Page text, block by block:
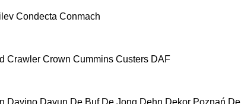
Condecta Conmach
Crawler Crown Cummins Custers DAF
Davino Dayun De Buf De Jong Dehn Dekor Poznań